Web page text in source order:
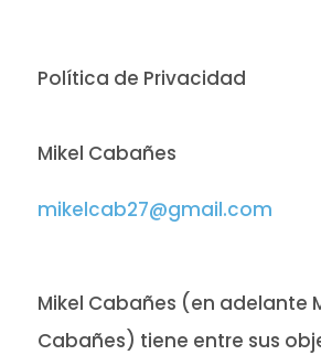
Política de Privacidad
Mikel Cabañes
mikelcab27@gmail.com
Mikel Cabañes (en adelante
Cabañes) tiene entre sus